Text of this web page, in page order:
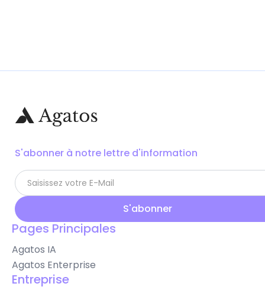
S'abonner à notre lettre d'information
Pages Principales
Agatos IA
Agatos Enterprise
Entreprise